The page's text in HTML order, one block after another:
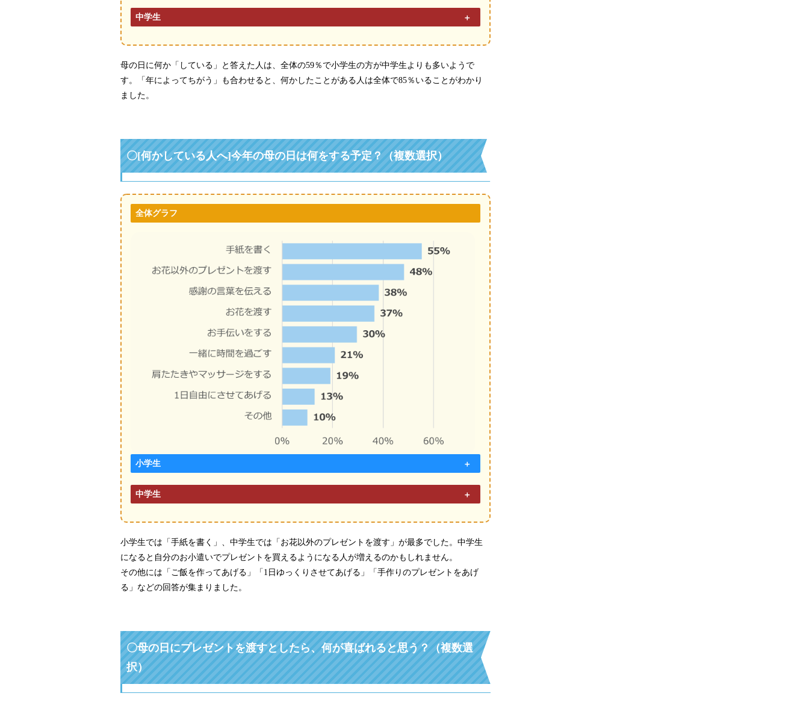
中学生
母の日に何か「している」と答えた人は、全体の59％で小学生の方が中学生よりも多いようで
す。「年によってちがう」も合わせると、何かしたことがある人は全体で85％いることがわかり
ました。
〇[何かしている人へ]今年の母の日は何をする予定？（複数選択）
全体グラフ
小学生
中学生
小学生では「手紙を書く」、中学生では「お花以外のプレゼントを渡す」が最多でした。中学生
になると自分のお小遣いでプレゼントを買えるようになる人が増えるのかもしれません。
その他には「ご飯を作ってあげる」「1日ゆっくりさせてあげる」「手作りのプレゼントをあげ
る」などの回答が集まりました。
〇母の日にプレゼントを渡すとしたら、何が喜ばれると思う？（複数選
択）